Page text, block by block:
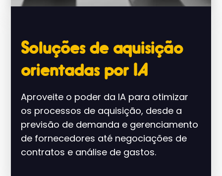
Soluções de aquisição
orientadas por IA
Aproveite o poder da IA ​​para otimizar
os processos de aquisição, desde a
previsão de demanda e gerenciamento
de fornecedores até negociações de
contratos e análise de gastos.